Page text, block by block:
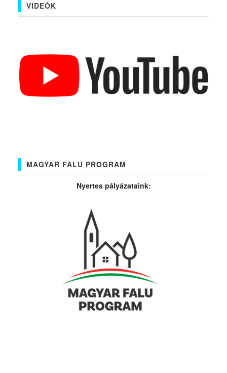
VIDEÓK
MAGYAR FALU PROGRAM
Nyertes pályázataink: